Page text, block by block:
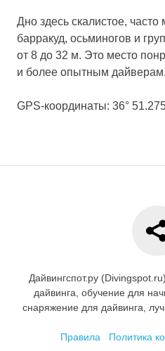
Дно здесь скалистое, часто
барракуд, осьминогов и
от 8 до 32 м. Это место
и более опытным дайверам.
GPS-координаты: 36°
Дайвингспот.ру
дайвинга, обучение для
снаряжение для дайвинга,
Правила Политика